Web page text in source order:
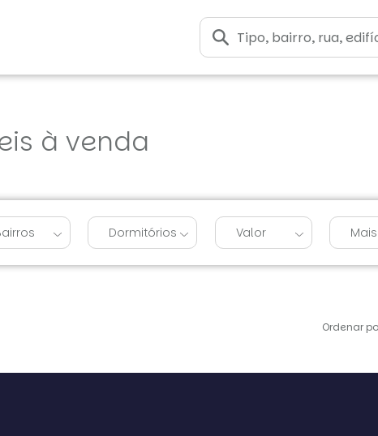
à venda
Dormitórios Valor
Ordenar